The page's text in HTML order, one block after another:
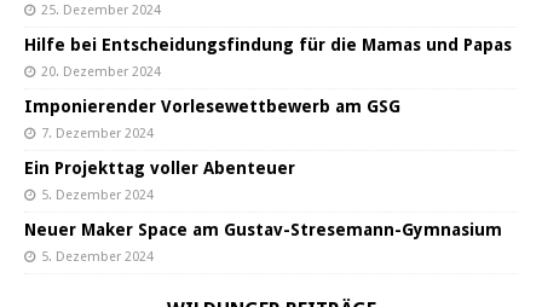
25. Dezember 2024
Hilfe bei Entscheidungsfindung für die Mamas und Papas
20. Dezember 2024
Imponierender Vorlesewettbewerb am GSG
7. Dezember 2024
Ein Projekttag voller Abenteuer
5. Dezember 2024
Neuer Maker Space am Gustav-Stresemann-Gymnasium
5. Dezember 2024